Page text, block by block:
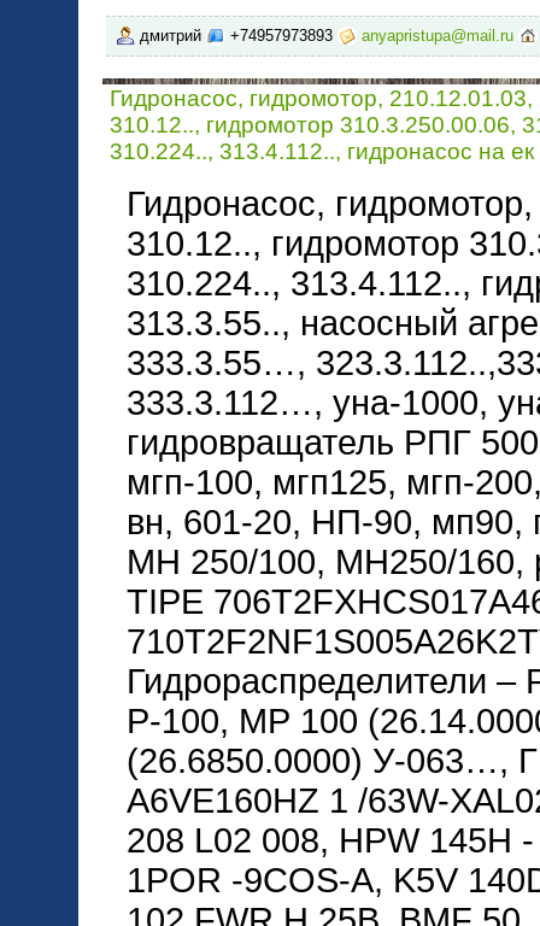
дмитрий +74957973893 anyapristupa@mail.ru
Гидронасос, гидромотор, 210.12.01.03,
310.12.., гидромотор 310.3.250.00.06,
310.224.., 313.4.112.., гидронасос на ек
Гидронасос,
310.12.., гидромотор
310.224.., 313.4.112..,
313.3.55.., насосный
333.3.55…,
333.3.112…, уна-1000,
гидровращатель РПГ
мгп-100, мгп125, мгп-
вн, 601-20, НП-90, мп90,
МН 250/100, МН250/160,
TIPE
Гидрораспределители –
Р-100, МР 100
(26.6850.0000) У-063…,
A6VE160HZ 1 /63W-
208 L02 008, HPW 145H
1POR -9COS-A, K5V